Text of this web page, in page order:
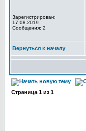
Зарегистрирован:
17.08.2019
Сообщения: 2
Вернуться к началу
Страница 1 из 1